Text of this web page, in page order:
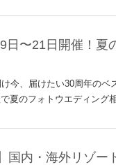
日〜21日開催！
今、届けたい30周年の
夏のフォトウエディン
国内・海外リゾー